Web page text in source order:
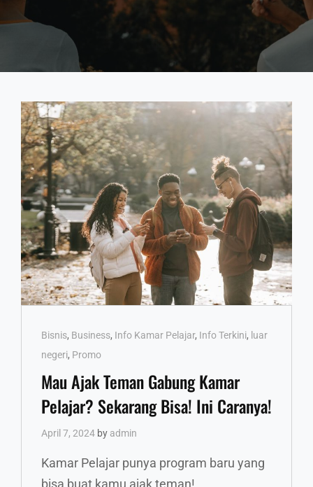
Cat
Links
Bisnis, Business, Info Kamar Pelajar, Info Terkini, luar
negeri, Promo
Mau Ajak Teman Gabung Kamar
Pelajar? Sekarang Bisa! Ini Caranya!
April 7, 2024 by admin
Kamar Pelajar punya program baru yang
bisa buat kamu ajak teman!